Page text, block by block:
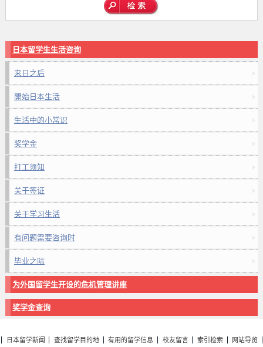
日本留学生生活咨询
来日之后
開始日本生活
生活中的小常识
奖学金
打工须知
关于签证
关于学习生活
有问题需要咨询时
毕业之际
为外国留学生开设的危机管理讲座
奖学金查询
日本留学新闻 查找留学目的地 有用的留学信息 校友留言 索引检索
网站导览